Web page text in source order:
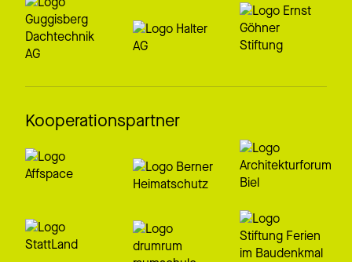
Kooperationspartner